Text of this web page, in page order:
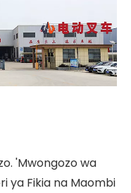
'Mwongozo wa
ya Fikia na Maombi